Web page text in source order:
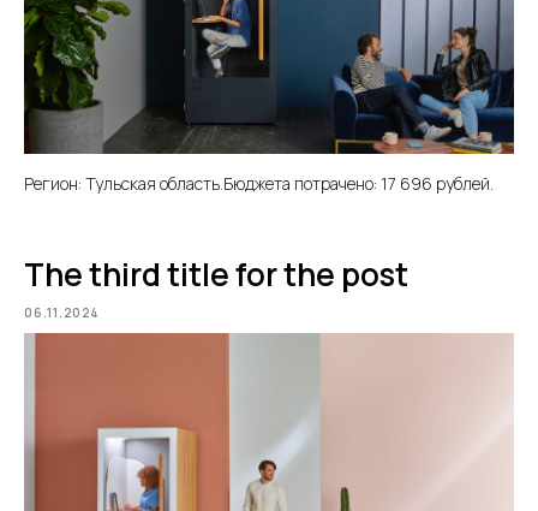
Регион: Тульская область.Бюджета потрачено: 17 696 рублей.
The third title for the post
06.11.2024